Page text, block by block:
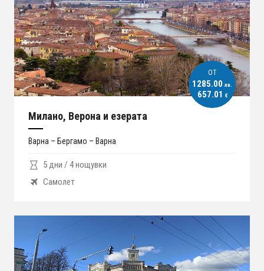
ОT
1285.00 лв.
657.01 €
Милано, Верона и езерата
Варна – Бергамо – Варна
5 дни / 4 нощувки
Самолет